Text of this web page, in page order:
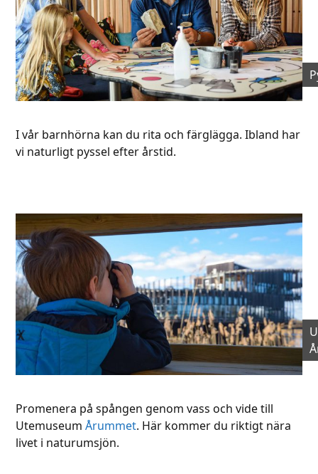
I vår barnhörna kan du rita och färglägga. Ibland har
vi naturligt pyssel efter årstid.
Promenera på spången genom vass och vide till
UtemuseumÅrummet. Här kommer du riktigt nära
livet i naturumsjön.